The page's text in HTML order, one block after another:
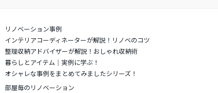
リノベーション事例
インテリアコーディネーターが解説！リノベのコツ
整理収納アドバイザーが解説！おしゃれ収納術
暮らしとアイテム｜実例に学ぶ！
オシャレな事例をまとめてみましたシリーズ！
部屋毎のリノベーション